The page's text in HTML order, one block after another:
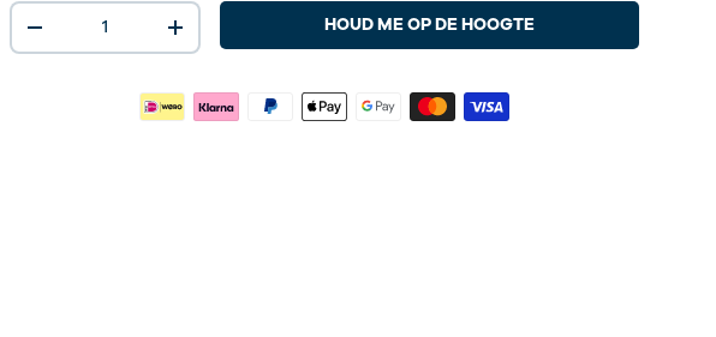
Aantal
-
+ HOUD ME OP DE HOOGTE